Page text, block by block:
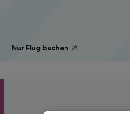
Nur Flug buchen